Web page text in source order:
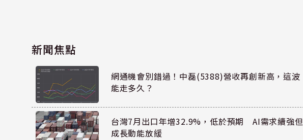
新聞焦點
網通機會別錯過！中磊(5388)營收再創新高，這波
能走多久？
台灣7月出口年增32.9%，低於預期 AI需求續強但
成長動能放緩